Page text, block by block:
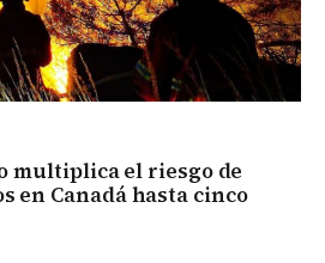
multiplica el riesgo de
en Canadá hasta cinco